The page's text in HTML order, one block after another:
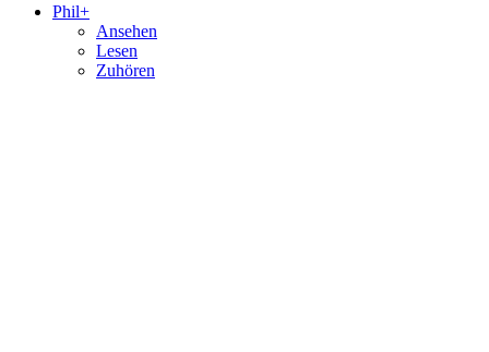
Phil+
Ansehen
Lesen
Zuhören